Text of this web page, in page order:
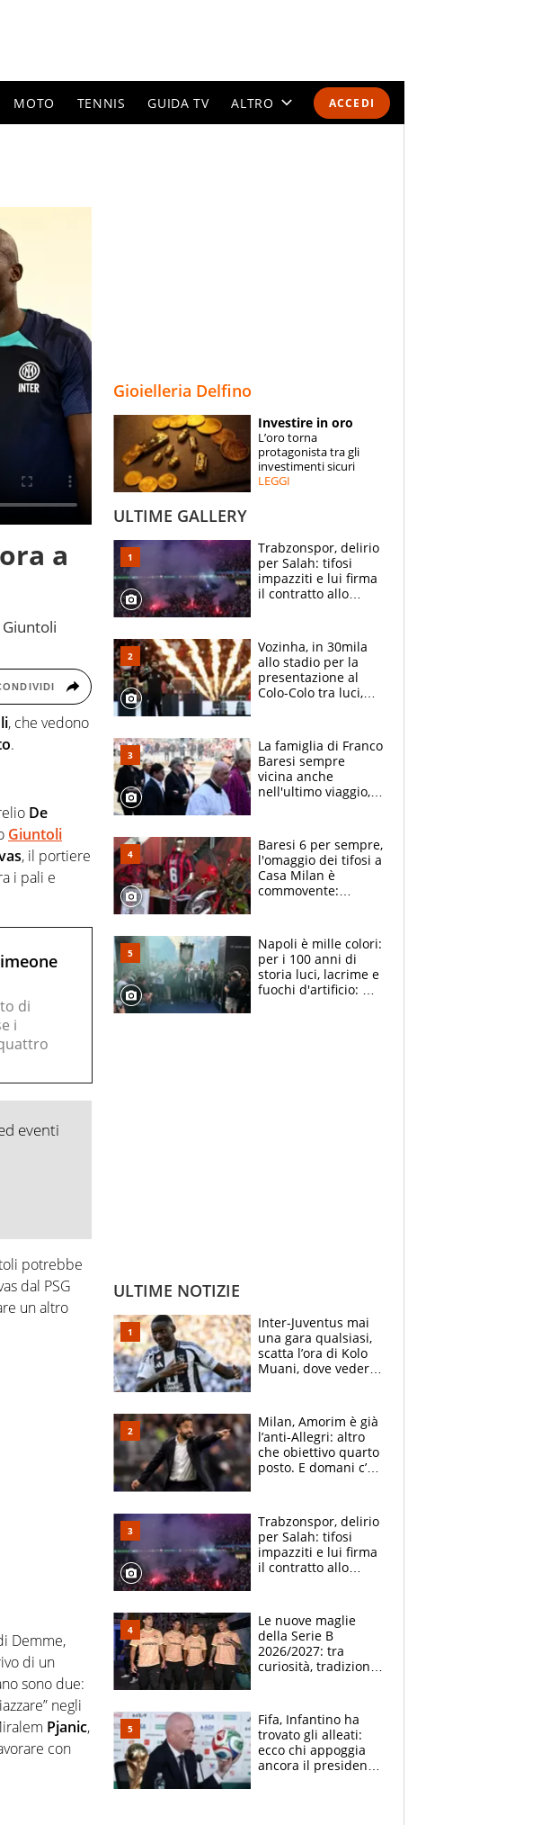
ACCEDI
MOTO TENNIS GUIDA TV ALTRO
SPECIALI
ESPERTI
a
, che vedono
.
De
Giuntoli
, il portiere
i pali e
di
i
eventi
potrebbe
dal PSG
un altro
Demme,
di un
sono due:
negli
Pjanic,
con
Gioielleria Delfino
Investire in oro
L’oro torna
protagonista tra gli
investimenti sicuri
LEGGI
ULTIME GALLERY
Trabzonspor, delirio
per Salah: tifosi
impazziti e lui firma
il contratto allo
Vozinha, in 30mila
allo stadio per la
presentazione al
Colo-Colo tra luci,
La famiglia di Franco
Baresi sempre
vicina anche
nell'ultimo viaggio,
circondati
dall'affetto dei tifosi
Baresi 6 per sempre,
l'omaggio dei tifosi a
Casa Milan è
commovente:
bigliettini
Napoli è mille colori:
per i 100 anni di
storia luci, lacrime e
fuochi d'artificio: De
ULTIME NOTIZIE
Inter-Juventus mai
una gara qualsiasi,
scatta l’ora di Kolo
Muani, dove vederla
Milan, Amorim è già
l’anti-Allegri: altro
che obiettivo quarto
posto. E domani c’è
Trabzonspor, delirio
per Salah: tifosi
impazziti e lui firma
il contratto allo
Le nuove maglie
della Serie B
2026/2027: tra
curiosità, tradizione
Fifa, Infantino ha
trovato gli alleati:
ecco chi appoggia
ancora il presidente